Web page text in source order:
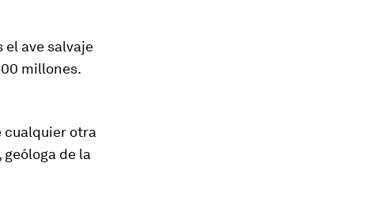
el ave salvaje
millones.
cualquier otra
de la